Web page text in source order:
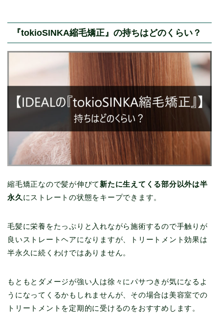
『tokioSINKA縮毛矯正』の持ちはどのくらい？
縮毛矯正なので髪が伸びて 新たに生えてくる部分以外は半
永久 にストレートの状態をキープできます。
毛髪に栄養をたっぷりと入れながら施術するので手触りが
良いストレートヘアになりますが、トリートメント効果は
半永久に続くわけではありません。
もともとダメージが強い人は徐々にパサつきが気になるよ
うになってくるかもしれませんが、その場合は美容室での
トリートメントを定期的に受けるのをおすすめします。